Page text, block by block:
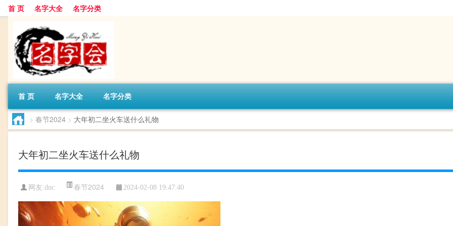
首 页 名字大全 名字分类
首 页 名字大全 名字分类
> 春节2024 > 大年初二坐火车送什么礼物
大年初二坐火车送什么礼物
网友:dnc 春节2024 2024-02-08 19:47:40